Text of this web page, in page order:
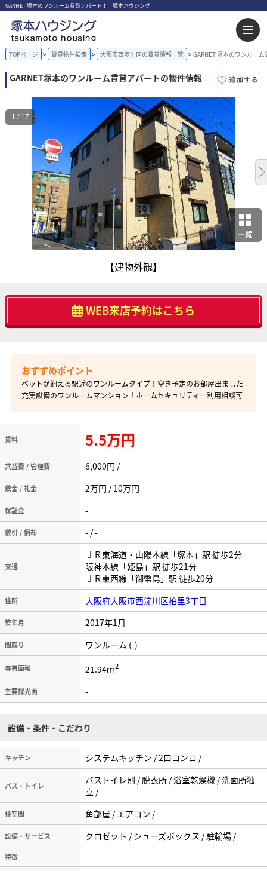
GARNET 塚本のワンルーム賃貸アパート！｜塚本ハウジング
TOPページ 賃貸物件検索 大阪市西淀川区の賃貸情報一覧 GARNET 塚本のワンルー
GARNET塚本のワンルーム賃貸アパートの物件情報
一覧
【建物外観】
1 / 17
WEB来店予約はこちら
ペットが飼える駅近のワンルームタイプ！空き予定のお部屋出ました
充実設備のワンルームマンション！ホームセキュリティー利用相談可
賃料 5.5万円
共益費 / 管理費 6,000円 /
敷金 / 礼金 2万円 / 10万円
保証金 -
敷引 / 償却 - / -
交通
ＪＲ東海道・山陽本線「塚本」駅 徒歩2分
阪神本線「姫島」駅 徒歩21分
ＪＲ東西線「御幣島」駅 徒歩20分
住所 大阪府大阪市西淀川区柏里3丁目
築年月 2017年1月
間取り ワンルーム (-)
専有面積 21.94ｍ2
主要採光面 -
設備・条件・こだわり
キッチン システムキッチン / 2口コンロ /
バス・トイレ
バストイレ別 / 脱衣所 / 浴室乾燥機 / 洗面所独
立 /
住空間 角部屋 / エアコン /
設備・サービス クロゼット / シューズボックス / 駐輪場 /
特徴